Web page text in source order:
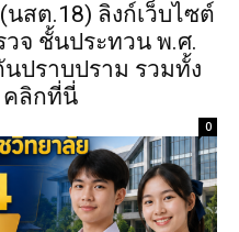
สต.18) ลิงก์เว็บไซต์
จ ชั้นประทวน พ.ศ.
ปราบปราม รวมทั้ง
คลิกที่นี่
0